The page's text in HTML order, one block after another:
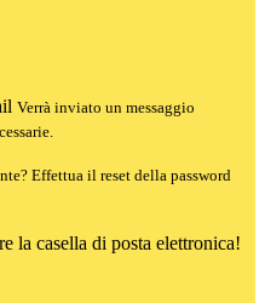
Verrà inviato un messaggio
Effettua il reset della password
la casella di posta elettronica!